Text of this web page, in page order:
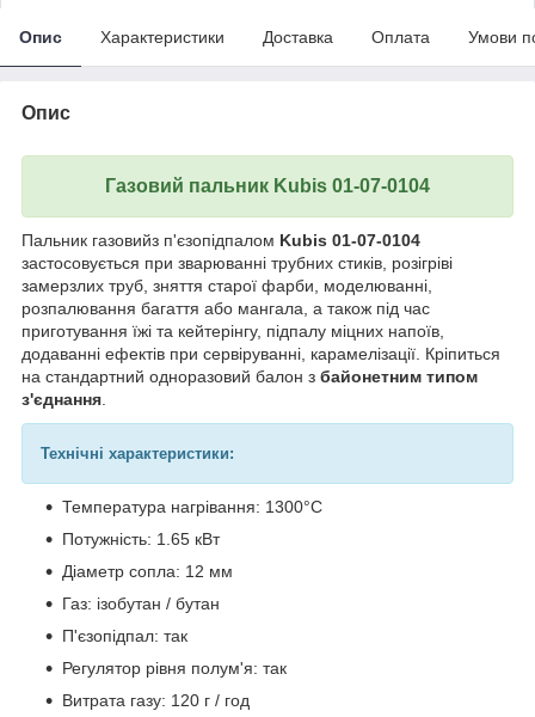
Опис Характеристики Доставка Оплата Умови
Опис
Газовий пальник Kubis 01-07-0104
Пальник газовийз п'єзопідпалом Kubis 01-07-0104
застосовується при зварюванні трубних стиків, розігріві
замерзлих труб, зняття старої фарби, моделюванні,
розпалювання багаття або мангала, а також під час
приготування їжі та кейтерінгу, підпалу міцних напоїв,
додаванні ефектів при сервіруванні, карамелізації. Кріпиться
на стандартний одноразовий балон з байонетним типом
з'єднання
Технічні характеристики:
Температура нагрівання: 1300°С
Потужність: 1.65 кВт
Діаметр сопла: 12 мм
Газ: ізобутан / бутан
П'єзопідпал: так
Регулятор рівня полум'я: так
Витрата газу: 120 г / год